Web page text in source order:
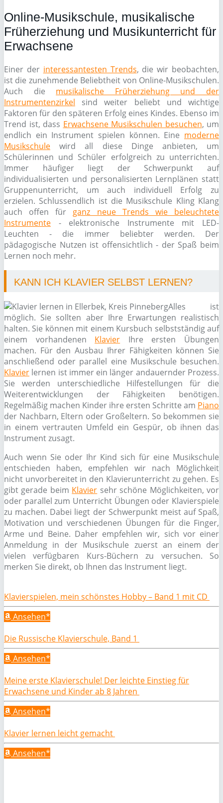
Online-Musikschule, musikalische
Früherziehung und Musikunterricht für
Erwachsene
Einer der interessantesten Trends, die wir beobachten,
ist die zunehmende Beliebtheit von Online-Musikschulen.
Auch die musikalische Früherziehung und der
Instrumentenzirkel sind weiter beliebt und wichtige
Faktoren für den späteren Erfolg eines Kindes. Ebenso im
Trend ist, dass Erwachsene Musikschulen besuchen, um
endlich ein Instrument spielen können. Eine moderne
Musikschule wird all diese Dinge anbieten, um
Schülerinnen und Schüler erfolgreich zu unterrichten.
Immer häufiger liegt der Schwerpunkt auf
individualisierten und personalisierten Lernplänen statt
Gruppenunterricht, um auch individuell Erfolg zu
erzielen. Schlussendlich ist die Musikschule Kling Klang
auch offen für ganz neue Trends wie beleuchtete
Instrumente - elektronische Instrumente mit LED-
Leuchten - die immer beliebter werden. Der
pädagogische Nutzen ist offensichtlich - der Spaß beim
Lernen noch mehr.
KANN ICH KLAVIER SELBST LERNEN?
Alles ist
möglich. Sie sollten aber Ihre Erwartungen realistisch
halten. Sie können mit einem Kursbuch selbstständig auf
einem vorhandenen Klavier Ihre ersten Übungen
machen. Für den Ausbau Ihrer Fähigkeiten können Sie
anschließend oder parallel eine Musikschule besuchen.
Klavier lernen ist immer ein länger andauernder Prozess.
Sie werden unterschiedliche Hilfestellungen für die
Weiterentwicklungen der Fähigkeiten benötigen.
Regelmäßig machen Kinder ihre ersten Schritte am Piano
der Nachbarn, Eltern oder Großeltern. So bekommen sie
in einem vertrauten Umfeld ein Gespür, ob ihnen das
Instrument zusagt.
Auch wenn Sie oder Ihr Kind sich für eine Musikschule
entschieden haben, empfehlen wir nach Möglichkeit
nicht unvorbereitet in den Klavierunterricht zu gehen. Es
gibt gerade beim Klavier sehr schöne Möglichkeiten, vor
oder parallel zum Unterricht Übungen oder Klavierspiele
zu machen. Dabei liegt der Schwerpunkt meist auf Spaß,
Motivation und verschiedenen Übungen für die Finger,
Arme und Beine. Daher empfehlen wir, sich vor einer
Anmeldung in der Musikschule zuerst an einem der
vielen verfügbaren Kurs-Büchern zu versuchen. So
merken Sie direkt, ob Ihnen das Instrument liegt.
Klavierspielen, mein schönstes Hobby – Band 1 mit CD
Ansehen*
Die Russische Klavierschule, Band 1
Ansehen*
Meine erste Klavierschule! Der leichte Einstieg für
Erwachsene und Kinder ab 8 Jahren
Ansehen*
Klavier lernen leicht gemacht
Ansehen*